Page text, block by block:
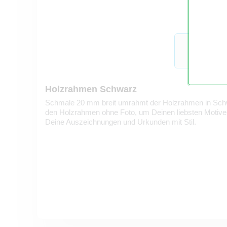
Holzrahmen Schwarz
Schmale 20 mm breit umrahmt der Holzrahmen in
den Holzrahmen ohne Foto, um Deinen liebsten
Deine Auszeichnungen und Urkunden mit Stil.